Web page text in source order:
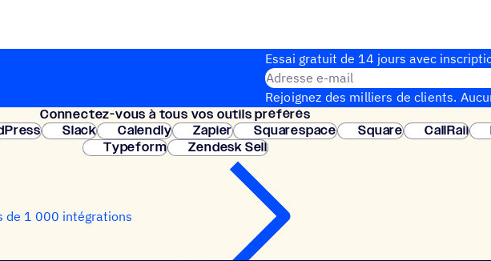
Essai gratuit de 14 jours avec
Adresse e-mail
Rejoignez des milliers de clients.
Configuration instantanée.
Connec­tez-vous à tous vos outils préférés
Slack Calendly Zapier Squarespace Square CallRail
Typeform
Zendesk Sell
de 1 000 intégrations